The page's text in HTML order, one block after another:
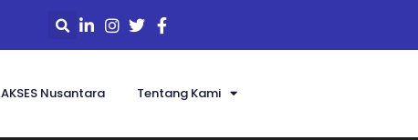
AKSES Nusantara Tentang Kami